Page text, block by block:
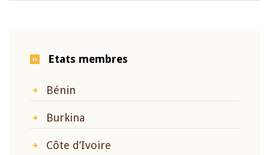
Etats membres
Bénin
Burkina
Côte d’Ivoire